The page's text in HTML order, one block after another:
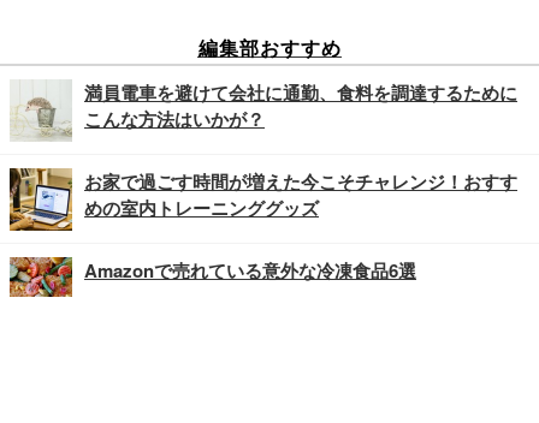
編集部おすすめ
満員電車を避けて会社に通勤、食料を調達するために
こんな方法はいかが？
お家で過ごす時間が増えた今こそチャレンジ！おすす
めの室内トレーニンググッズ
Amazonで売れている意外な冷凍食品6選